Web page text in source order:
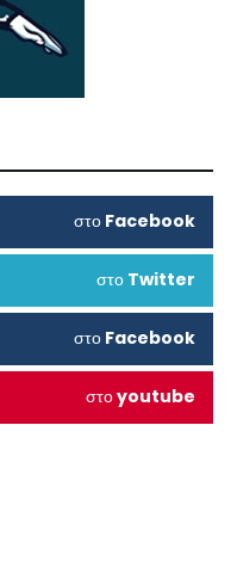
στο Facebook
στο Twitter
στο Facebook
στοyoutube